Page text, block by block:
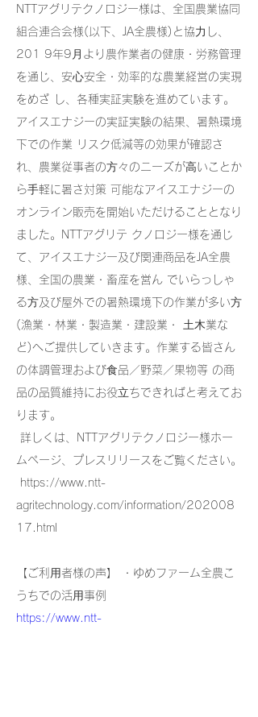
NTTアグリテクノロジー様は、全国農業協同
組合連合会様(以下、JA全農様)と協⼒し、
201 9年9⽉より農作業者の健康・労務管理
を通じ、安⼼安全・効率的な農業経営の実現
をめざ し、各種実証実験を進めています。
アイスエナジーの実証実験の結果、暑熱環境
下での作業 リスク低減等の効果が確認さ
れ、農業従事者の⽅々のニーズが⾼いことか
ら⼿軽に暑さ対策 可能なアイスエナジーの
オンライン販売を開始いただけることとなり
ました。NTTアグリテ クノロジー様を通じ
て、アイスエナジー及び関連商品をJA全農
様、全国の農業・畜産を営ん でいらっしゃ
る⽅及び屋外での暑熱環境下の作業が多い⽅
(漁業・林業・製造業・建設業・ ⼟⽊業な
ど)へご提供していきます。作業する皆さん
の体調管理および⾷品／野菜／果物等 の商
品の品質維持にお役⽴ちできればと考えてお
ります。
ムページ、プレスリリースをご覧ください。
agritechnology.com/information/202008
17.html
【ご利⽤者様の声】 ・ゆめファーム全農こ
うちでの活⽤事例
https://www.ntt-